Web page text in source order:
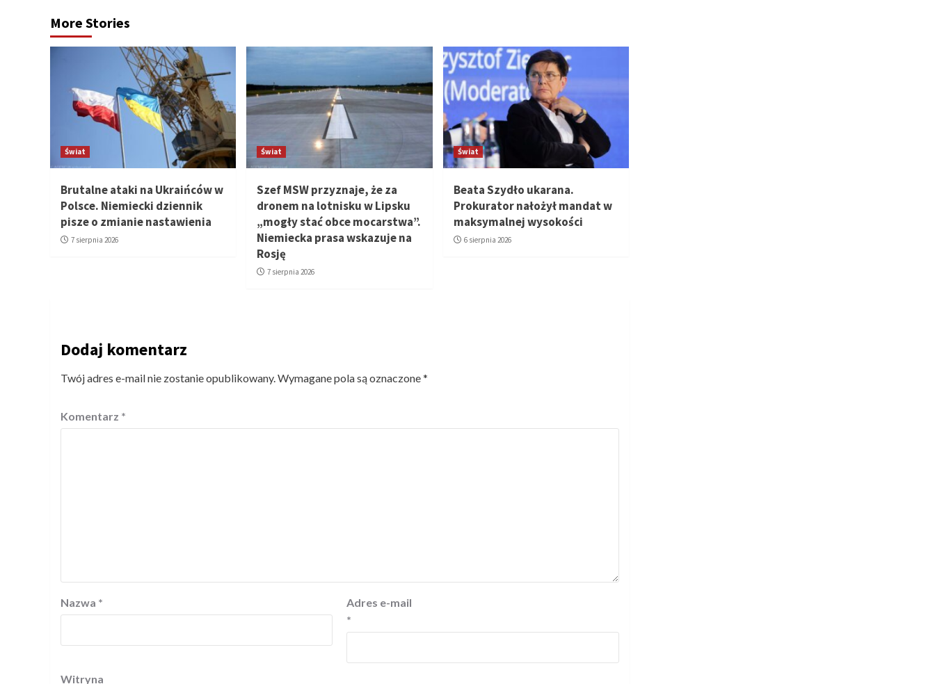
More Stories
Świat
Brutalne ataki na Ukraińców w
Polsce. Niemiecki dziennik
pisze o zmianie nastawienia
7 sierpnia 2026
Świat
Szef MSW przyznaje, że za
dronem na lotnisku w Lipsku
„mogły stać obce mocarstwa”.
Niemiecka prasa wskazuje na
Rosję
7 sierpnia 2026
Świat
Beata Szydło ukarana.
Prokurator nałożył mandat w
maksymalnej wysokości
6 sierpnia 2026
Dodaj komentarz
Twój adres e-mail nie zostanie opublikowany.Wymagane pola są oznaczone*
Komentarz *
Nazwa *
Adres e-mail
*
Witryna